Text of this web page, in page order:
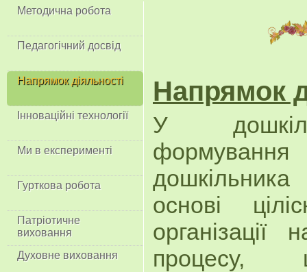
Методична робота
Педагогічний досвід
Напрямок діяльності
Інноваційні технології
Ми в експерименті
Гурткова робота
Патріотичне
виховання
Духовне виховання
Напрямок
У
основі
організації
процесу,